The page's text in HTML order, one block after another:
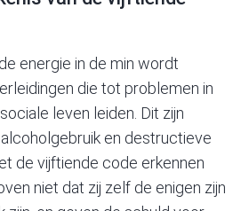
energie in de min wordt
die tot problemen in
leven leiden. Dit zijn
en destructieve
de vijftiende code erkennen
niet dat zij zelf de enigen zijn